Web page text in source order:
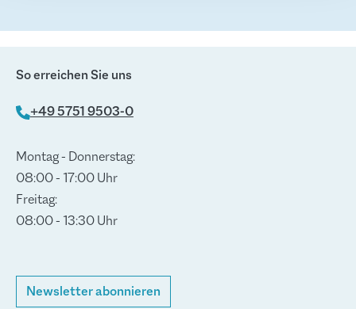
So erreichen Sie uns
+49 5751 9503-0
Montag - Donnerstag:
08:00 - 17:00 Uhr
Freitag:
08:00 - 13:30 Uhr
Newsletter abonnieren